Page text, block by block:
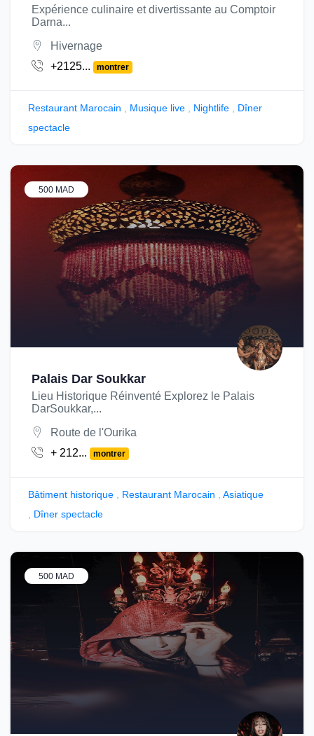
Expérience culinaire et divertissante au Comptoir
Darna...
Hivernage
+2125...
montrer
Restaurant Marocain Musique live Nightlife
Dîner
spectacle
500 MAD
Palais Dar Soukkar
Lieu Historique Réinventé Explorez le Palais
DarSoukkar,...
Route de l'Ourika
+ 212...
montrer
Bâtiment historique Restaurant Marocain
Asiatique
Dîner spectacle
500 MAD